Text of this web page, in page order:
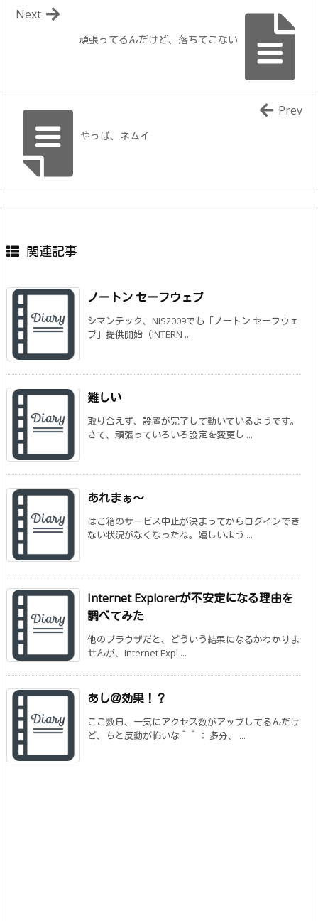
頑張ってるんだけど、落ちてこない
Next
やっぱ、ネムイ
Prev
関連記事
ノートン セーフウェブ
シマンテック、NIS2009でも「ノートン セーフウェ
ブ」提供開始（INTERN ...
難しい
取り合えず、設置が完了して動いているようです。
さて、頑張っていろいろ設定を変更し ...
あれまぁ～
はこ箱のサービス中止が決まってからログインでき
ない状況がなくなったね。嬉しいよう ...
Internet Explorerが不安定になる理由を
調べてみた
他のブラウザだと、どういう結果になるかわかりま
せんが、Internet Expl ...
あし＠効果！？
ここ数日、一気にアクセス数がアップしてるんだけ
ど、ちと反動が怖いな＾＾； 多分、 ...